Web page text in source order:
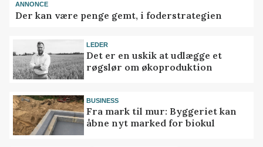
ANNONCE
Der kan være penge gemt, i foderstrategien
LEDER
Det er en uskik at udlægge et
røgslør om økoproduktion
BUSINESS
Fra mark til mur: Byggeriet kan
åbne nyt marked for biokul